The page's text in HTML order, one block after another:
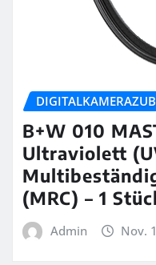
B+W 010
Ultraviolett
(MRC) – 1
Admin Nov.